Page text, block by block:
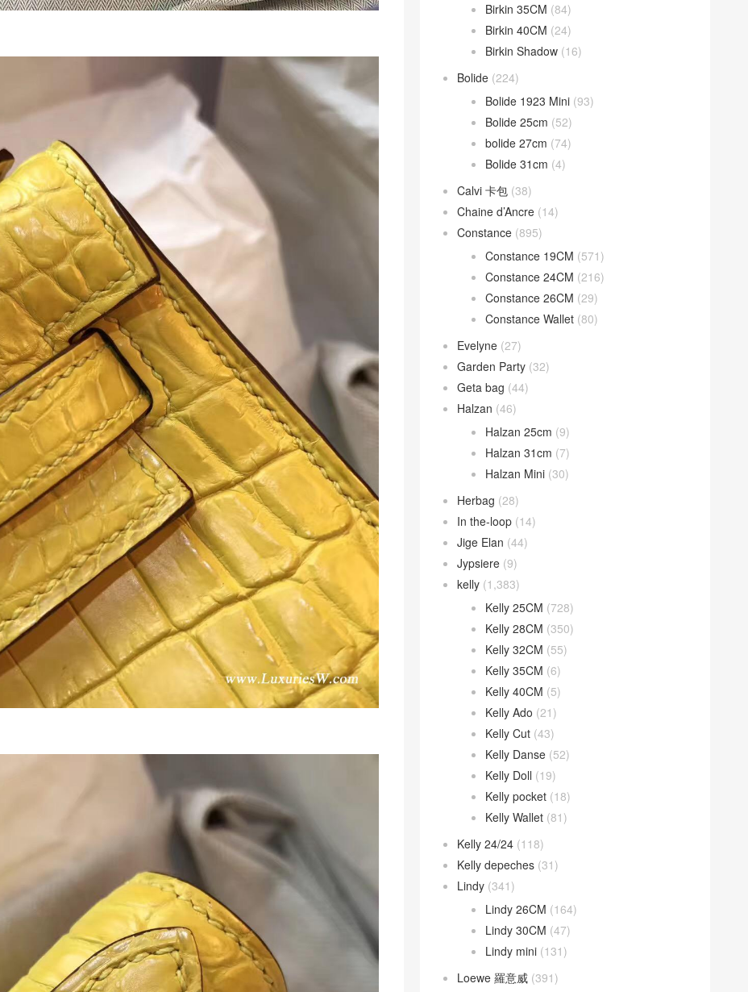
Birkin 35CM (84)
Birkin 40CM (24)
Birkin Shadow (16)
Bolide (224)
Bolide 1923 Mini (93)
Bolide 25cm (52)
bolide 27cm (74)
Bolide 31cm (4)
Calvi 卡包 (38)
Chaine d’Ancre (14)
Constance (895)
Constance 19CM (571)
Constance 24CM (216)
Constance 26CM (29)
Constance Wallet (80)
Evelyne (27)
Garden Party (32)
Geta bag (44)
Halzan (46)
Halzan 25cm (9)
Halzan 31cm (7)
Halzan Mini (30)
Herbag (28)
In the-loop (14)
Jige Elan (44)
Jypsiere (9)
kelly (1,383)
Kelly 25CM (728)
Kelly 28CM (350)
Kelly 32CM (55)
Kelly 35CM (6)
Kelly 40CM (5)
Kelly Ado (21)
Kelly Cut (43)
Kelly Danse (52)
Kelly Doll (19)
Kelly pocket (18)
Kelly Wallet (81)
Kelly 24/24 (118)
Kelly depeches (31)
Lindy (341)
Lindy 26CM (164)
Lindy 30CM (47)
Lindy mini (131)
Loewe 羅意威 (391)